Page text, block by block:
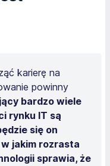
karierę na
powinny
bardzo wiele
rynku IT są
się on
jakim rozrasta
sprawia, że